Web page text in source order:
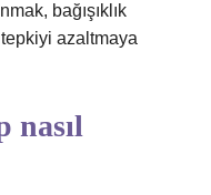
bağışıklık
azaltmaya